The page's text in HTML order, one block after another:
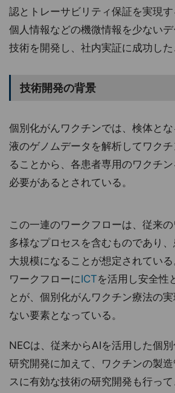
認とトレーサビリティ保証を実現
個人情報などの機微情報を少ない
技術を開発し、社内実証に成功した
技術開発の背景
個別化がんワクチンでは、検体と
液のゲノムデータを解析してワク
ることから、各患者専用のワクチ
必要があるとされている。
この一連のワークフローは、従来
多様なプロセスを含むものであり
大規模になることが想定されてい
ワークフローにICTを活用し安全性
とが、個別化がんワクチン療法の
ない要素となっている。
NECは、従来からAIを活用した個
研究開発に加えて、ワクチンの製
スに有効な技術の研究開発も行っ